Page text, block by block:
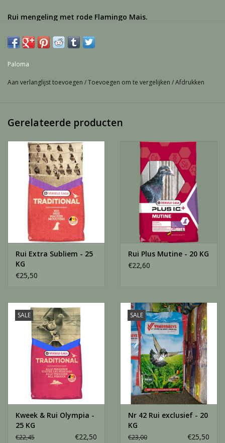
Rui mengeling met rode Flamingo Mais.
28% Flamingo Mais
6% Dunpeas
2% Maple Peas
15% Dari & Milo
9% Gerst
2% Gestr. Zonnepitten
2% Boekweit
2% Vitsen & Katjang
3% Kardy
4% Kleine Zaden
Volledig diervoeder voor Duiven
Paloma
Aan verlanglijst toevoegen /Toevoegen om te vergelijken /Afdrukken
Gerelateerde producten
Rui Extra Subliem - 25
KG
€25,50
Rui Plus Mutine - 20 KG
€22,60
SALE
Kweek & Rui Olympia -
25 KG
€22,45 €22,50
SALE
Nr 42 Rui exclusief - 20
KG
€23,00 €25,50